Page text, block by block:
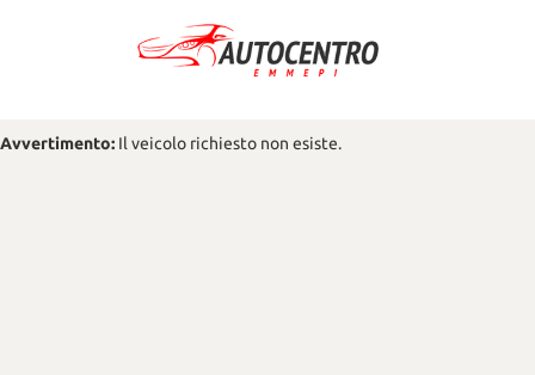
Avvertimento: Il veicolo richiesto non esiste.